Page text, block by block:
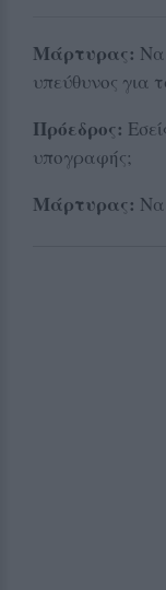
Μάρτυρας:
υπεύθυνος για
Πρόεδρος:
υπογραφής;
Μάρτυρας: